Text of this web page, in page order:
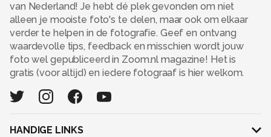
van Nederland! Je hebt dé plek gevonden om niet
alleen je mooiste foto's te delen, maar ook om elkaar
verder te helpen in de fotografie. Geef en ontvang
waardevolle tips, feedback en misschien wordt jouw
foto wel gepubliceerd in Zoom.nl magazine! Het is
gratis (voor altijd) en iedere fotograaf is hier welkom.
HANDIGE LINKS